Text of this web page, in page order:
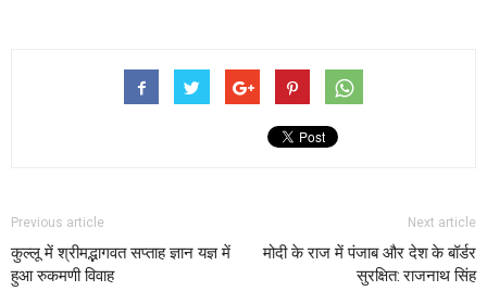
Previous article
कुल्लू में श्रीमद्भागवत सप्ताह ज्ञान यज्ञ में
हुआ रुकमणी विवाह
Next article
मोदी के राज में पंजाब और देश के बॉर्डर
सुरक्षित: राजनाथ सिंह